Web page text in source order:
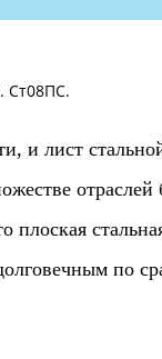
Ст08ПС.
и лист
отраслей
по